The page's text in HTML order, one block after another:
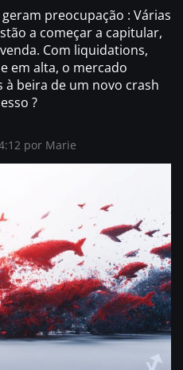
preocupação : Várias
a começar a capitular,
Com liquidations,
em alta, o mercado
à beira de um novo crash
?
por Marie